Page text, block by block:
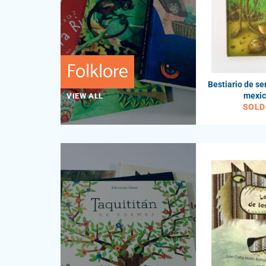
Folklore
VIEW ALL
Bestiario de